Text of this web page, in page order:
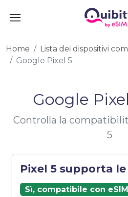
Home
Lista dei dispositivi
Google Pixel 5
Google
Controlla la
5
Pixel 5 supporta le
Sì, compatibile con